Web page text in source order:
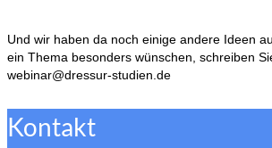
Und wir haben da noch einige andere Ideen
ein Thema besonders wünschen, schreiben
webinar@dressur-studien.de
Kontakt